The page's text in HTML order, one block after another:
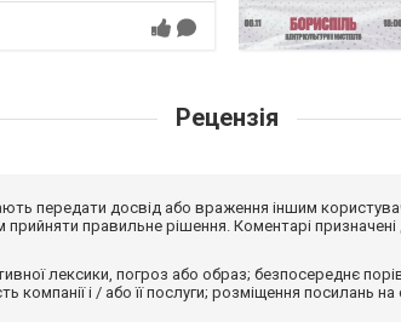
Рецензія
передати досвід або враження іншим
правильне рішення. Коментарі
лексики, погроз або образ; безпосереднє
компанії і / або її послуги; розміщення посилань